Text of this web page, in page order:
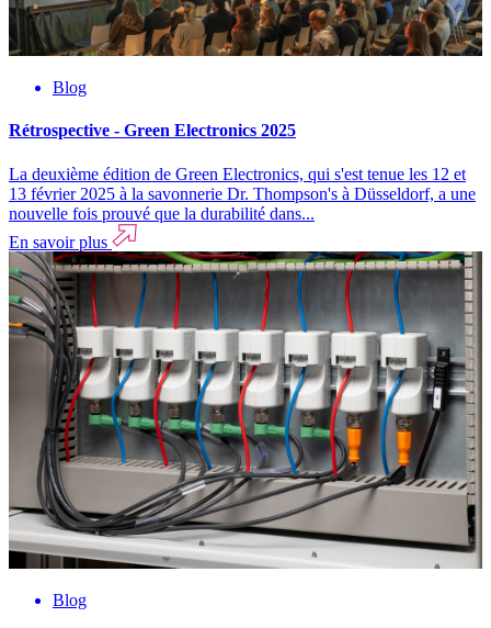
Blog
Rétrospective - Green Electronics 2025
La deuxième édition de Green Electronics, qui s'est tenue les 12 et
13 février 2025 à la savonnerie Dr. Thompson's à Düsseldorf, a une
nouvelle fois prouvé que la durabilité dans...
En savoir plus
Blog